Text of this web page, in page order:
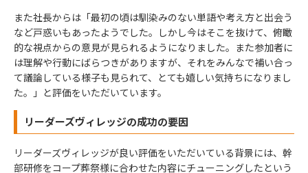
また社長からは「最初の頃は馴染みのない単語や考え方と出会う
など戸惑いもあったようでした。しかし今はそこを抜けて、俯瞰
的な視点からの意見が見られるようになりました。また参加者に
は理解や行動にばらつきがありますが、それをみんなで補い合っ
て議論している様子も見られて、とても嬉しい気持ちになりまし
た。」と評価をいただいています。
リーダーズヴィレッジの成功の要因
リーダーズヴィレッジが良い評価をいただいている背景には、幹
部研修をコープ葬祭様に合わせた内容にチューニングしたという